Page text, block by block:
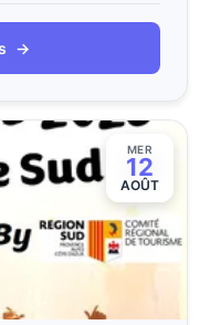
→
MER
12
AOÛT